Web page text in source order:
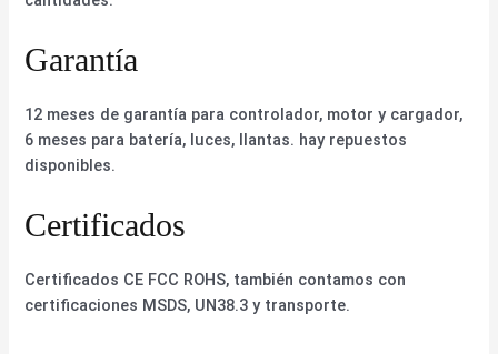
Garantía
12 meses de garantía para controlador, motor y cargador,
6 meses para batería, luces, llantas. hay repuestos
disponibles.
Certificados
Certificados CE FCC ROHS, también contamos con
certificaciones MSDS, UN38.3 y transporte.